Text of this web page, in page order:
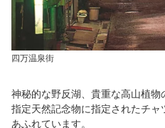
四万温泉街
神秘的な野反湖、貴重な高山植
指定天然記念物に指定されたチ
あふれています。